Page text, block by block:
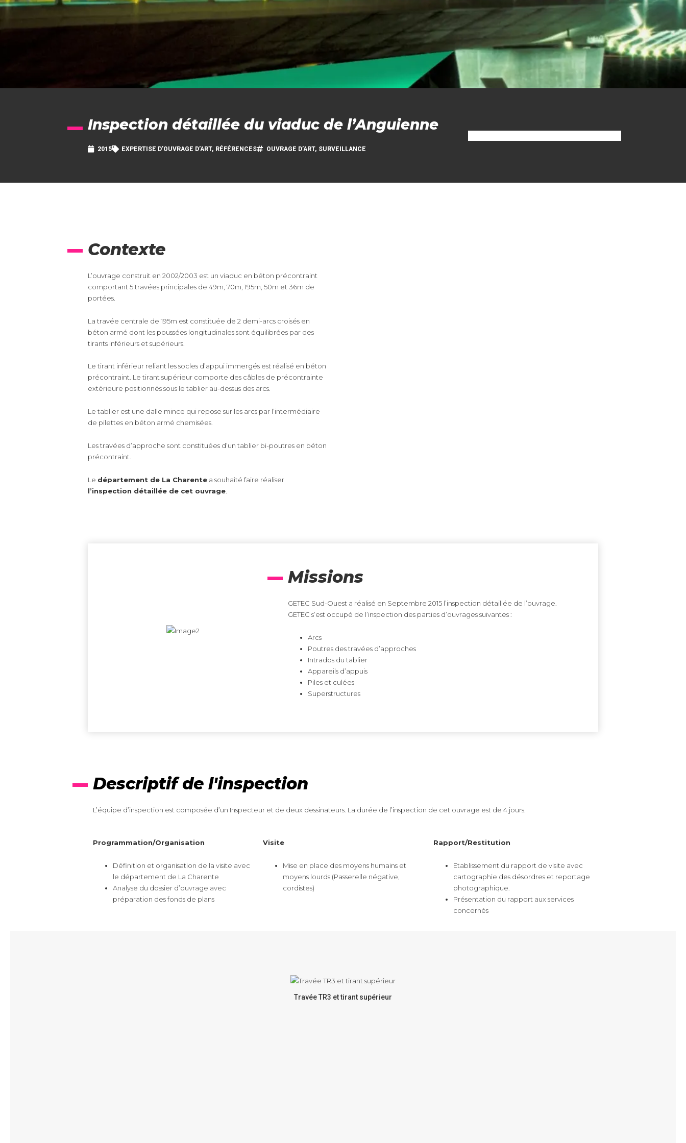
Inspection détaillée du viaduc de l’Anguienne
2015 EXPERTISE D’OUVRAGE D’ART, RÉFÉRENCES OUVRAGE D’ART, SURVEILLANCE
Contexte
L’ouvrage construit en 2002/2003 est un viaduc en béton précontraint
comportant 5 travées principales de 49m, 70m, 195m, 50m et 36m de
portées.
La travée centrale de 195m est constituée de 2 demi-arcs croisés en
béton armé dont les poussées longitudinales sont équilibrées par des
tirants inférieurs et supérieurs.
Le tirant inférieur reliant les socles d’appui immergés est réalisé en béton
précontraint. Le tirant supérieur comporte des câbles de précontrainte
extérieure positionnés sous le tablier au-dessus des arcs.
Le tablier est une dalle mince qui repose sur les arcs par l’intermédiaire
de pilettes en béton armé chemisées.
Les travées d’approche sont constituées d’un tablier bi-poutres en béton
précontraint.
Le département de La Charente a souhaité faire réaliser
l’inspection détaillée de cet ouvrage
Missions
GETEC Sud-Ouest a réalisé en Septembre 2015 l’inspection détaillée de l’ouvrage.
GETEC s’est occupé de l’inspection des parties d’ouvrages suivantes :
Arcs
Poutres des travées d’approches
Intrados du tablier
Appareils d’appuis
Piles et culées
Superstructures
Descriptif de l'inspection
L’équipe d’inspection est composée d’un Inspecteur et de deux dessinateurs. La durée de l’inspection de cet ouvrage est de 4 jours.
Programmation/Organisation
Définition et organisation de la visite avec
le département de La Charente
Analyse du dossier d’ouvrage avec
préparation des fonds de plans
Visite
Mise en place des moyens humains et
moyens lourds (Passerelle négative,
cordistes)
Rapport/Restitution
Etablissement du rapport de visite avec
cartographie des désordres et reportage
photographique.
Présentation du rapport aux services
concernés
Travée TR3 et tirant supérieur